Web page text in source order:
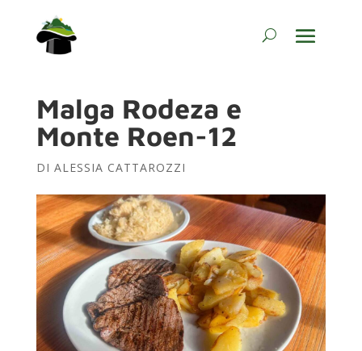
Malga Rodeza e
Monte Roen-12
DI ALESSIA CATTAROZZI